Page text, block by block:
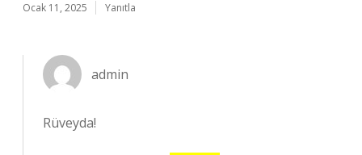
Ocak 11, 2025 Yanıtla
admin
Rüveyda!